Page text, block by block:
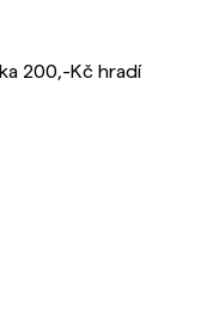
200,-Kč hradí